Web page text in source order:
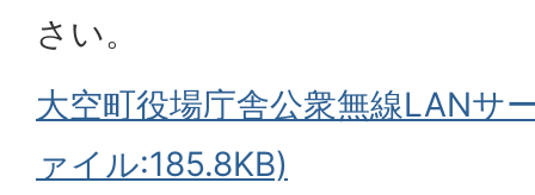
さい。
大空町役場庁舎公衆無線LANサ
ァイル:185.8KB)